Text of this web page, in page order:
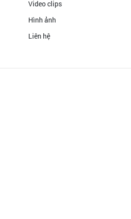
Video clips
Hình ảnh
Liên hệ